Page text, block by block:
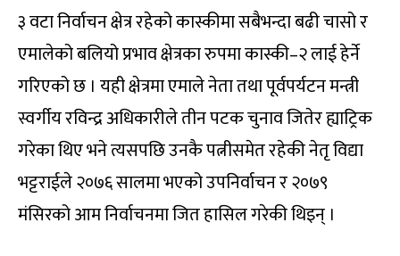
३ वटा निर्वाचन क्षेत्र रहेको कास्कीमा सबैभन्दा बढी चासो र
एमालेको बलियो प्रभाव क्षेत्रका रुपमा कास्की–२ लाई हेर्ने
गरिएको छ । यही क्षेत्रमा एमाले नेता तथा पूर्वपर्यटन मन्त्री
स्वर्गीय रविन्द्र अधिकारीले तीन पटक चुनाव जितेर ह्याट्रिक
गरेका थिए भने त्यसपछि उनकै पत्नीसमेत रहेकी नेतृ विद्या
भट्टराईले २०७६ सालमा भएको उपनिर्वाचन र २०७९
मंसिरको आम निर्वाचनमा जित हासिल गरेकी थिइन् ।